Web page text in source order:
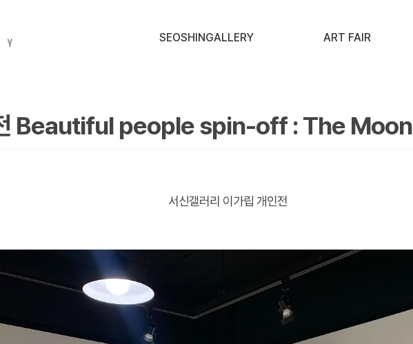
SEOSHINGALLERY ART FAIR
전 Beautiful people spin-off : The Moon
서신갤러리 이가립 개인전